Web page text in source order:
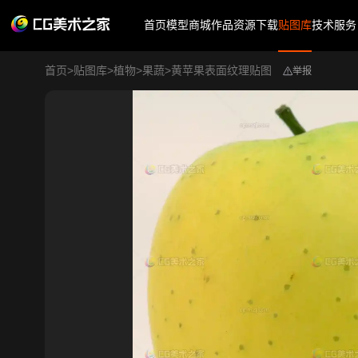
首页模型商城作品资源下载贴图库技术服务
首页>贴图库>植物>果蔬>黄苹果表面纹理贴图 举报